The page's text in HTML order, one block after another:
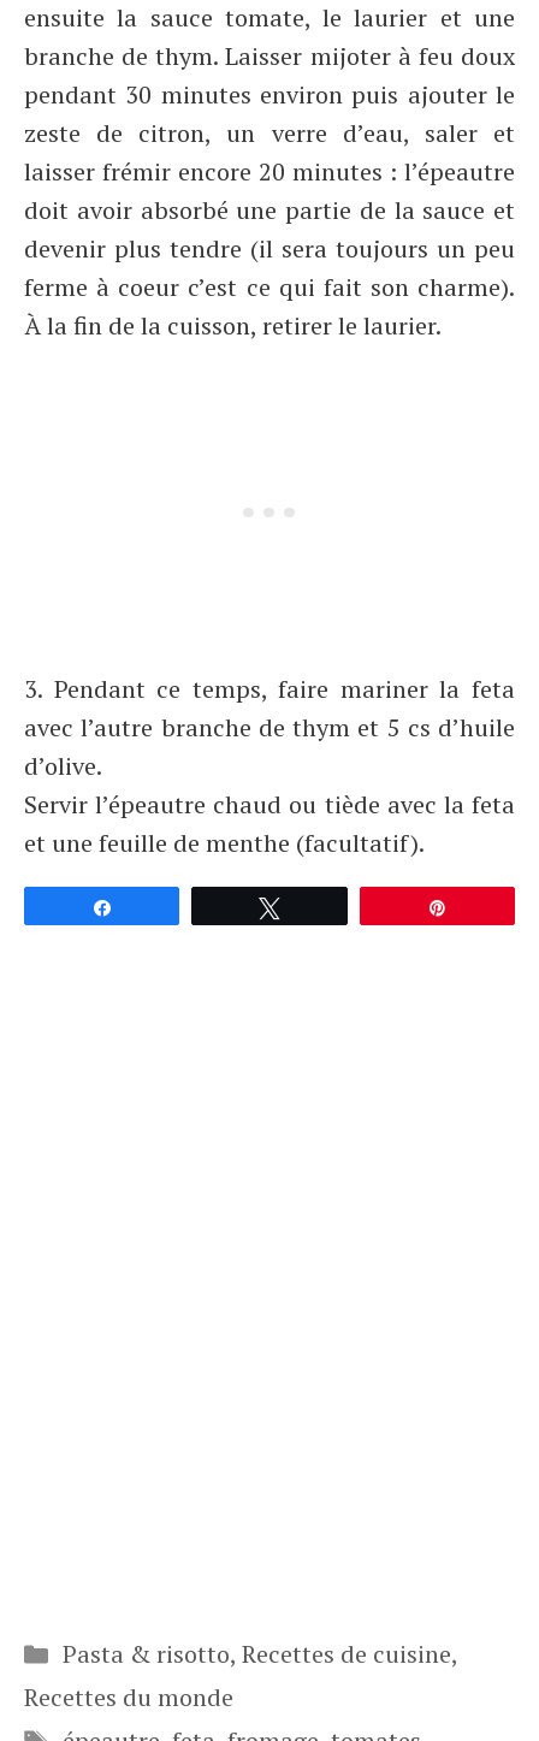
ensuite la sauce tomate, le laurier et une
branche de thym. Laisser mijoter à feu doux
pendant 30 minutes environ puis ajouter le
zeste de citron, un verre d’eau, saler et
laisser frémir encore 20 minutes : l’épeautre
doit avoir absorbé une partie de la sauce et
devenir plus tendre (il sera toujours un peu
ferme à coeur c’est ce qui fait son charme).
À la fin de la cuisson, retirer le laurier.
3. Pendant ce temps, faire mariner la feta
avec l’autre branche de thym et 5 cs d’huile
d’olive.
Servir l’épeautre chaud ou tiède avec la feta
et une feuille de menthe (facultatif).
Catégories
Pasta & risotto, Recettes de cuisine,
Recettes du monde